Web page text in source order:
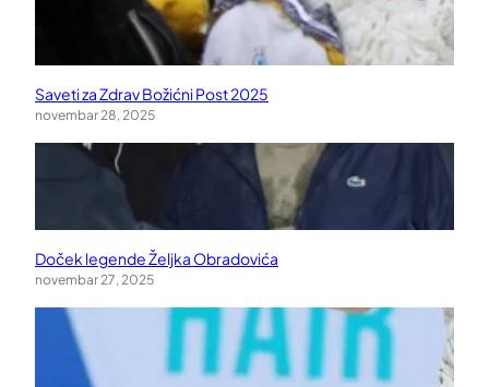
Saveti za Zdrav Božićni Post 2025
novembar 28, 2025
Doček legende Željka Obradovića
novembar 27, 2025